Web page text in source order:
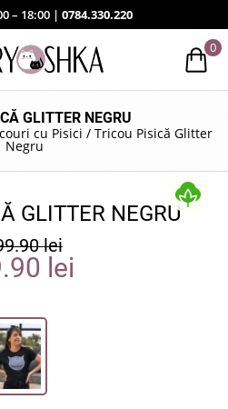
– 18:00 | 0784.330.220
0
GLITTER NEGRU
cu Pisici / Tricou Pisică Glitter
Negru
GLITTER NEGRU
lei
lei